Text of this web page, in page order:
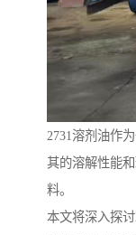
2731溶剂油作
其的溶解性能
料。
本文将深入探